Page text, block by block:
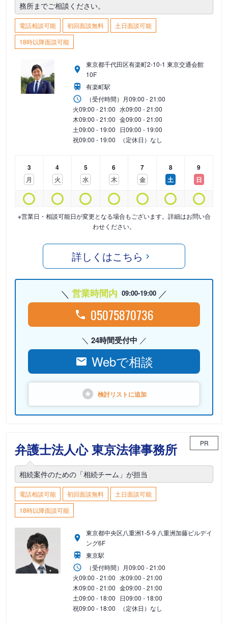
務所までご相談ください。
電話相談可能 初回面談無料
土日面談可能
18時以降面談可能
東京都千代田区有楽町2-10-1 東京交通会館
10F
有楽町駅
（受付時間） 月09:00 - 21:00
火09:00 - 21:00 水09:00 - 21:00
木09:00 - 21:00 金09:00 - 21:00
土09:00 - 19:00 日09:00 - 19:00
祝09:00 - 19:00 （定休日）なし
3
月
4
火
5
水
6
木
7
金
8
土
9
日
※営業日・相談可能日が変更となる場合もございます。詳細はお問い合
わせください。
詳しくはこちら
営業時間内 09:00-19:00
05075870736
24時間受付中
Webで相談
検討リストに追加
弁護士法人心 東京法律事務所 PR
相続案件のための「相続チーム」が担当
電話相談可能 初回面談無料
土日面談可能
18時以降面談可能
東京都中央区八重洲1-5-9 八重洲加藤ビルデイ
ング6F
東京駅
（受付時間） 月09:00 - 21:00
火09:00 - 21:00 水09:00 - 21:00
木09:00 - 21:00 金09:00 - 21:00
土09:00 - 18:00 日09:00 - 18:00
祝09:00 - 18:00 （定休日）なし